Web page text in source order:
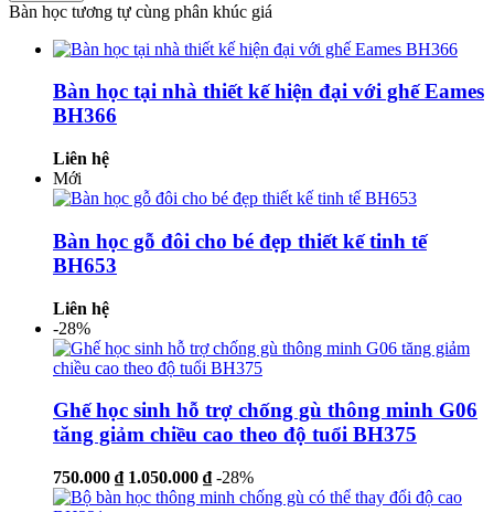
Bàn học tương tự cùng phân khúc giá
Bàn học tại nhà thiết kế hiện đại với ghế Eames
BH366
Liên hệ
Mới
Bàn học gỗ đôi cho bé đẹp thiết kế tinh tế
BH653
Liên hệ
-28%
Ghế học sinh hỗ trợ chống gù thông minh G06
tăng giảm chiều cao theo độ tuổi BH375
750.000 ₫ 1.050.000 ₫ -28%